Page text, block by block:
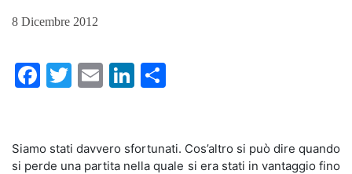
8 Dicembre 2012
Facebook
Twitter
EmailLinkedIn
Siamo stati davvero sfortunati. Cos’altro si può dire quando
si perde una partita nella quale si era stati in vantaggio fino